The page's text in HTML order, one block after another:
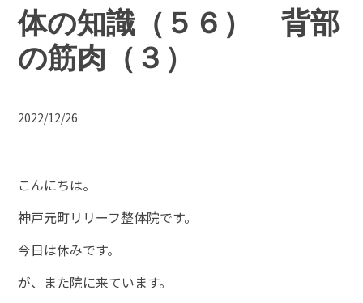
体の知識（５６） 背部
の筋肉（３）
2022/12/26
こんにちは。
神戸元町リリーフ整体院です。
今日は休みです。
が、また院に来ています。